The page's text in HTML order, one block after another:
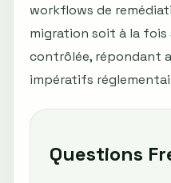
workflows de
migration soit à la fois
contrôlée, répondant
impératifs
Questions